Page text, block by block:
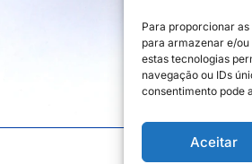
Para proporcionar
para armazenar e/
estas tecnologias
navegação ou IDs
consentimento pode
Aceitar